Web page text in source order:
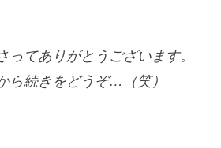
ってありがとうございます。
ら続きをどうぞ…（笑）